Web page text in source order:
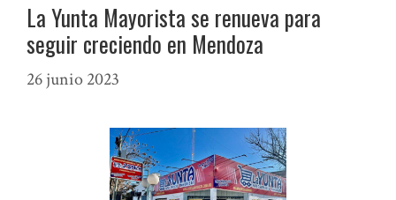
La Yunta Mayorista se renueva para
seguir creciendo en Mendoza
26 junio 2023